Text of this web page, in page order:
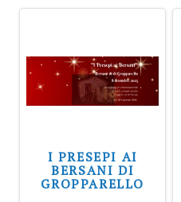
I PRESEPI AI
BERSANI DI
GROPPARELLO